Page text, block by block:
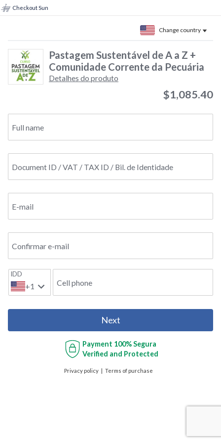
Checkout Sun
Change country
Pastagem Sustentável de A a Z +
Comunidade Corrente da Pecuária
Detalhes do produto
$1,085.40
Full name
Document ID / VAT / TAX ID / Bil. de Identidade
E-mail
Confirmar e-mail
IDD
+1 Cell phone
Next
Payment 100% Segura
Verified and Protected
Privacy policy Terms of purchase